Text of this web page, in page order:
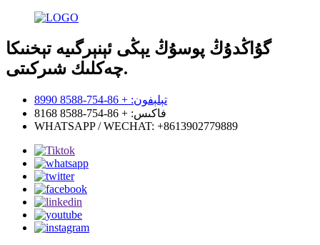
گۇاڭدۇڭ پوسۇڭ يېڭى ئېنېرگىيە تېخنىكا
چەكلىك شىركىتى.
تېلېفون: + 86-754-8588 8990
فاكىس: + 86-754-8588 8168
WHATSAPP / WECHAT: +8613902779889